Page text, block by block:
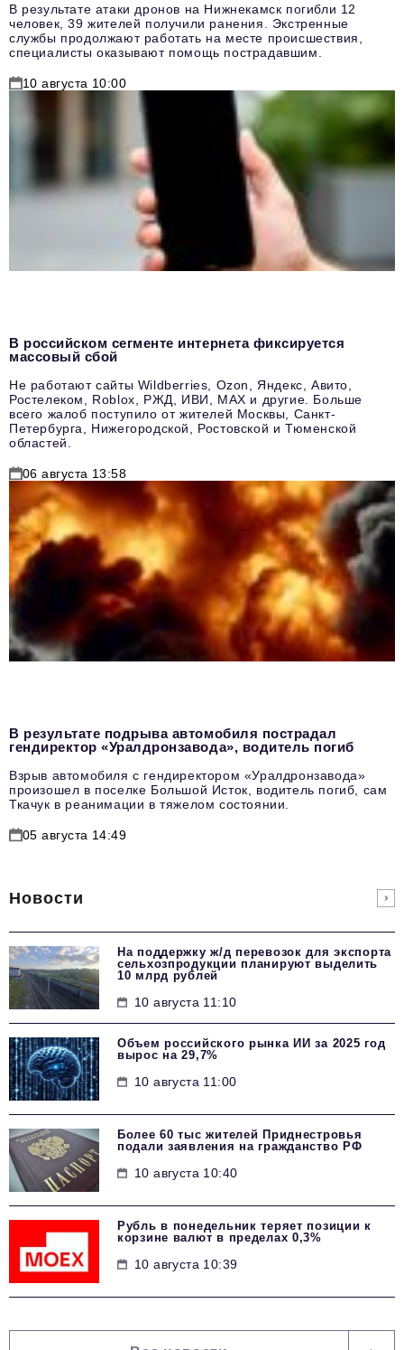
В результате атаки дронов на Нижнекамск погибли 12
человек, 39 жителей получили ранения. Экстренные
службы продолжают работать на месте происшествия,
специалисты оказывают помощь пострадавшим.
10 августа 10:00
В российском сегменте интернета фиксируется
массовый сбой
Не работают сайты Wildberries, Ozon, Яндекс, Авито,
Ростелеком, Roblox, РЖД, ИВИ, MAX и другие. Больше
всего жалоб поступило от жителей Москвы, Санкт-
Петербурга, Нижегородской, Ростовской и Тюменской
областей.
06 августа 13:58
В результате подрыва автомобиля пострадал
гендиректор «Уралдронзавода», водитель погиб
Взрыв автомобиля с гендиректором «Уралдронзавода»
произошел в поселке Большой Исток, водитель погиб, сам
Ткачук в реанимации в тяжелом состоянии.
05 августа 14:49
Новости
На поддержку ж/д перевозок для экспорта
сельхозпродукции планируют выделить
10 млрд рублей
10 августа 11:10
Объем российского рынка ИИ за 2025 год
вырос на 29,7%
10 августа 11:00
Более 60 тыс жителей Приднестровья
подали заявления на гражданство РФ
10 августа 10:40
Рубль в понедельник теряет позиции к
корзине валют в пределах 0,3%
10 августа 10:39